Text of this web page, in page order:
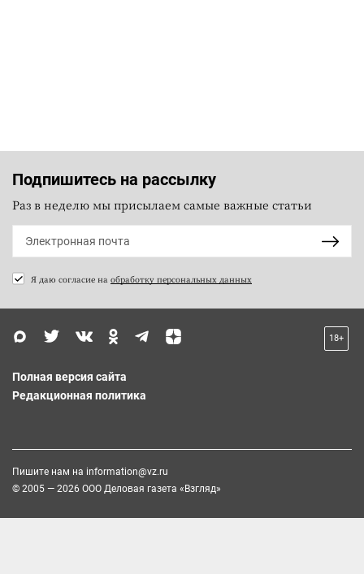
Подпишитесь на рассылку
Раз в неделю мы присылаем самые важные статьи
Я даю согласие на обработку персональных данных
18+
Полная версия сайта
Редакционная политика
Пишите нам на information@vz.ru
© 2005 — 2026 ООО Деловая газета «Взгляд»